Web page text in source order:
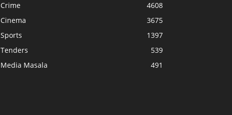
Crime
4608
Cinema
3675
Sports
1397
Tenders
539
Media Masala
491